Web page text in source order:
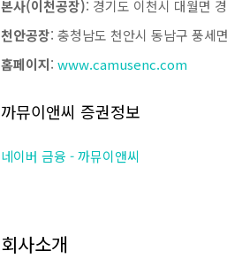
본사(이천공장): 경기도 이천시 대월면
천안공장: 충청남도 천안시 동남구 풍세
홈페이지: www.camusenc.com
까뮤이앤씨 증권정보
네이버 금융 - 까뮤이앤씨
회사소개